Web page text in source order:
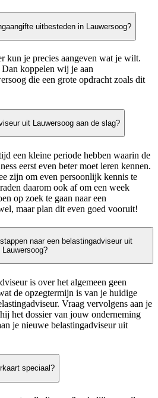
uitbesteden in Lauwersoog?
kun je precies aangeven wat je wilt.
koppelen wij je aan
die een grote opdracht zoals dit
uit Lauwersoog aan de slag?
een kleine periode hebben waarin de
eerst even beter moet leren kennen.
zijn om even persoonlijk kennis te
daarom ook af om een week
op zoek te gaan naar een
maar plan dit even goed vooruit!
naar een belastingadviseur uit
Lauwersoog?
is over het algemeen geen
de opzegtermijn is van je huidige
Vraag vervolgens aan je
het dossier van jouw onderneming
je nieuwe belastingadviseur uit
speciaal?